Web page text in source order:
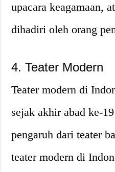
upacara keagamaan,
dihadiri oleh orang
4. Teater Modern
Teater modern di
sejak akhir abad ke-
pengaruh dari teater
teater modern di